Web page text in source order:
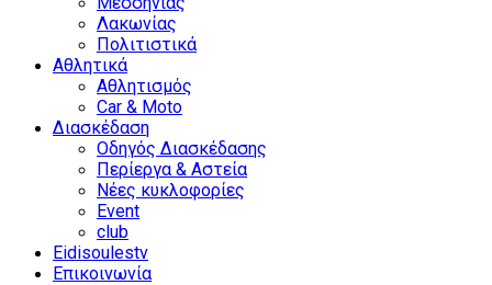
Λακωνίας
Πολιτιστικά
Αθλητικά
Αθλητισμός
Car & Moto
Διασκέδαση
Οδηγός Διασκέδασης
Περίεργα & Αστεία
Νέες κυκλοφορίες
Event
club
Eidisoulestv
Επικοινωνία